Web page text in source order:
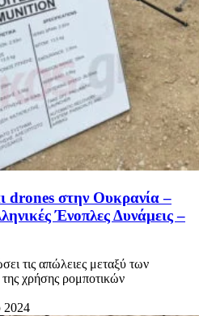
drones στην Ουκρανία –
Ένοπλες Δυνάμεις –
τις απώλειες μεταξύ των
χρήσης ρομποτικών
2024